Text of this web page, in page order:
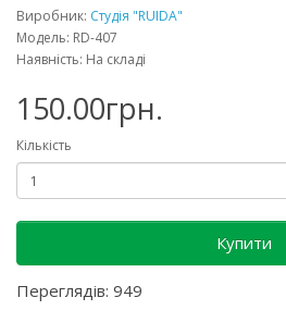
Виробник: Студія "RUIDA"
Модель: RD-407
Наявність: На складі
150.00грн.
Кількість
Купити
Переглядів: 949